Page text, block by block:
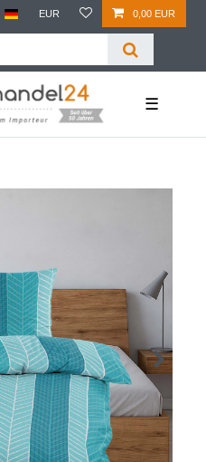
EUR 0,00 EUR
☰